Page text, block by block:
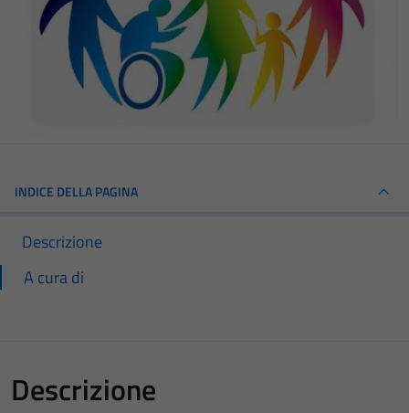
INDICE DELLA PAGINA
Descrizione
A cura di
Descrizione